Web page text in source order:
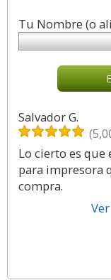
Tu Nombre (o
Salvador G.
Lo cierto es que
para impresora
compra.